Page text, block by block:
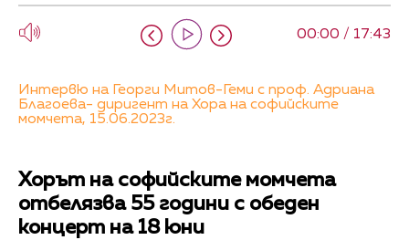
00:00 / 17:43
Интервю на Георги Митов-Геми с проф. Адриана
Благоева- диригент на Хора на софийските
момчета, 15.06.2023г.
Хорът на софийските момчета
отбелязва 55 години с обеден
концерт на 18 юни